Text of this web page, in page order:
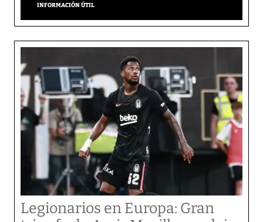
INFORMACIÓN ÚTIL
Legionarios en Europa: Gran